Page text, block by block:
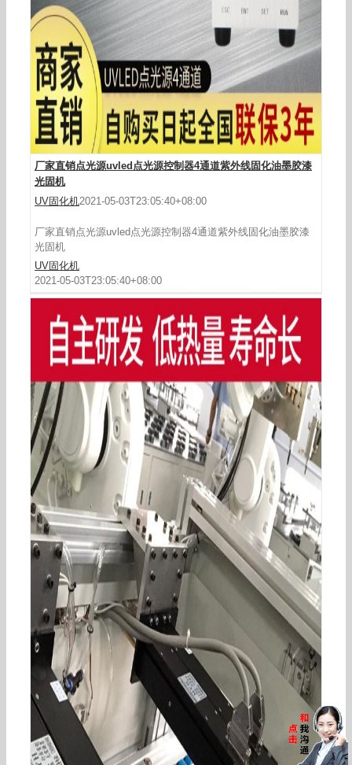
厂家直销点光源uvled点光源控制器4通道紫外线固化油墨胶漆
光固机
UV固化机2021-05-03T23:05:40+08:00
厂家直销点光源uvled点光源控制器4通道紫外线固化油墨胶漆
光固机
UV固化机
2021-05-03T23:05:40+08:00
365/385/395405UV印刷固化灯批发